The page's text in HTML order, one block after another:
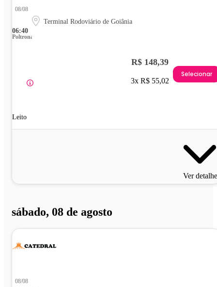
06:40
08/08
Terminal Rodoviário de Goiânia
Poltrona
Leito
R$ 148,39
3x R$ 55,02
Selecionar
Ver
sábado, 08 de agosto
08/08